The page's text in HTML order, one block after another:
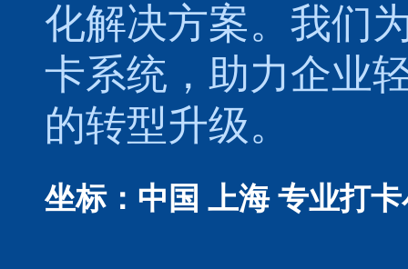
化解决方案。我们
卡系统，助力企业
的转型升级。
坐标：中国 上海 专业打